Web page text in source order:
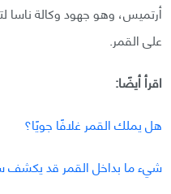
أرتميس، وهو جهود وكالة
على القمر.
اقرأ أيضًا:
هل يملك القمر غلافًا جويًا؟
شيء ما بداخل القمر قد يكشف